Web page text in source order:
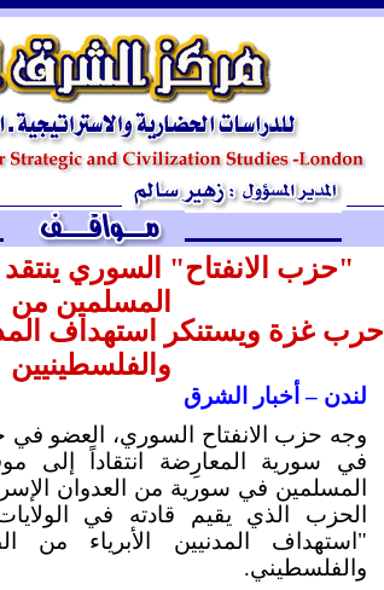
ـ
"حزب الانفتاح" السوري
المسلمين من
حرب غزة ويستنكر استهداف
والفلسطينيين
لندن – أخبار الشرق
وجه حزب الانفتاح السوري، العضو في
في سورية المعارِضة انتقاداً إلى
المسلمين في سورية من العدوان
الحزب الذي يقيم قادته في
"استهداف المدنيين الأبرياء من
والفلسطيني.